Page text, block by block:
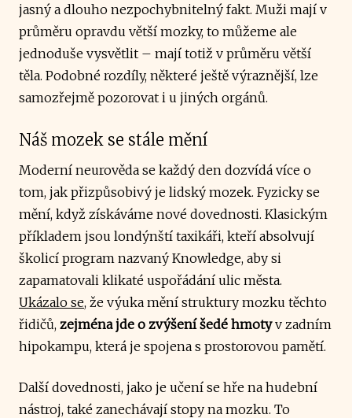
jasný a dlouho nezpochybnitelný fakt. Muži mají v
průměru opravdu větší mozky, to můžeme ale
jednoduše vysvětlit – mají totiž v průměru větší
těla. Podobné rozdíly, některé ještě výraznější, lze
samozřejmě pozorovat i u jiných orgánů.
Náš mozek se stále mění
Moderní neurověda se každý den dozvídá více o
tom, jak přizpůsobivý je lidský mozek. Fyzicky se
mění, když získáváme nové dovednosti. Klasickým
příkladem jsou londýnští taxikáři, kteří absolvují
školicí program nazvaný Knowledge, aby si
zapamatovali klikaté uspořádání ulic města.
Ukázalo se, že výuka mění struktury mozku těchto
řidičů, zejména jde o zvýšení šedé hmotyv zadním
hipokampu, která je spojena s prostorovou pamětí.
Další dovednosti, jako je učení se hře na hudební
nástroj, také zanechávají stopy na mozku. To